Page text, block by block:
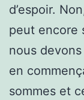
d’espoir.
peut encore
nous
en
sommes et